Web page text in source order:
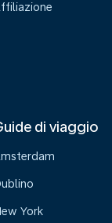
di viaggio
York